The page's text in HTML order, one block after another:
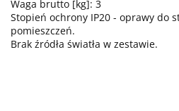
Waga brutto [kg]: 3
Stopień ochrony IP20 - oprawy do
pomieszczeń.
Brak źródła światła w zestawie.